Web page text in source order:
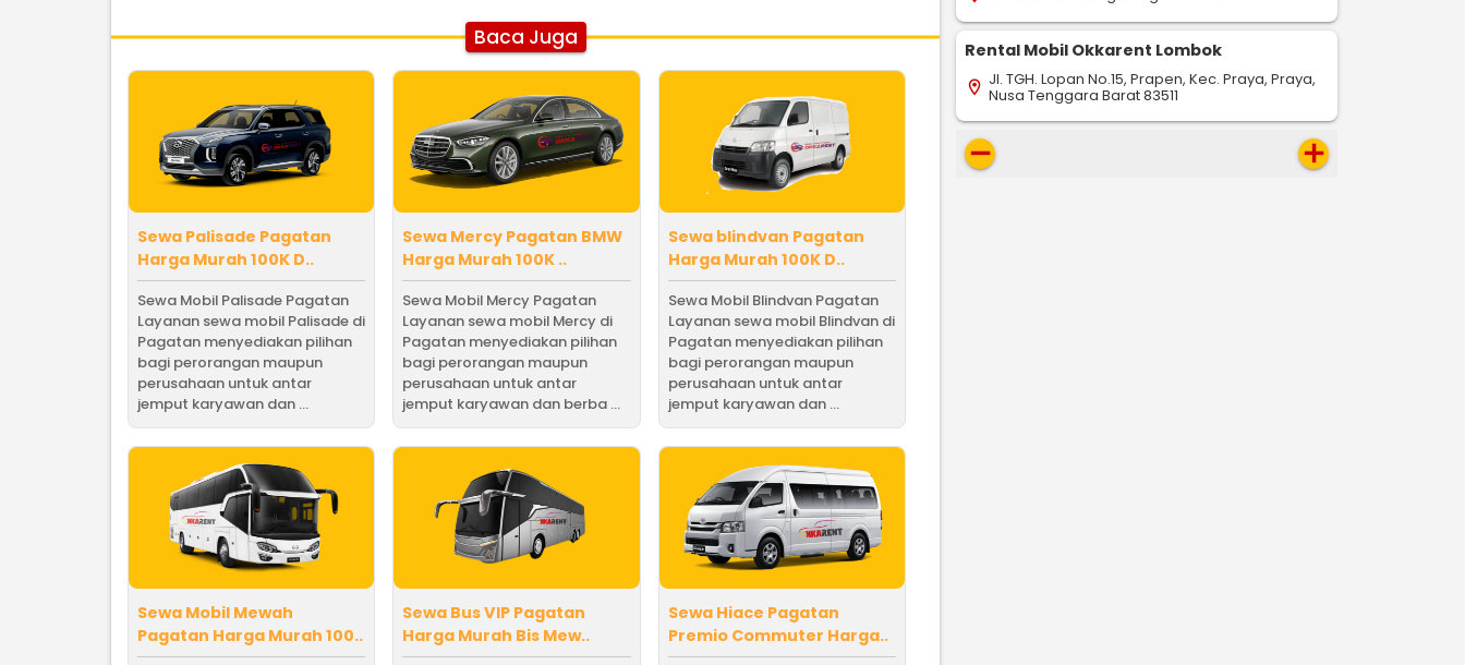
Baca Juga
Sewa Palisade Pagatan
Harga Murah 100K D..
Sewa Mobil Palisade Pagatan
Layanan sewa mobil Palisade di
Pagatan menyediakan pilihan
bagi perorangan maupun
perusahaan untuk antar
jemput karyawan dan ...
Sewa Mercy Pagatan BMW
Harga Murah 100K ..
Sewa Mobil Mercy Pagatan
Layanan sewa mobil Mercy di
Pagatan menyediakan pilihan
bagi perorangan maupun
perusahaan untuk antar
jemput karyawan dan berba ...
Sewa blindvan Pagatan
Harga Murah 100K D..
Sewa Mobil Blindvan Pagatan
Layanan sewa mobil Blindvan di
Pagatan menyediakan pilihan
bagi perorangan maupun
perusahaan untuk antar
jemput karyawan dan ...
Sewa Mobil Mewah
Pagatan Harga Murah 100..
Sewa Bus VIP Pagatan
Harga Murah Bis Mew..
Sewa Hiace Pagatan
Premio Commuter Harga..
Rental Mobil Okkarent Lombok
location_on Jl. TGH. Lopan No.15, Prapen, Kec. Praya, Praya,
Nusa Tenggara Barat 83511
remove add